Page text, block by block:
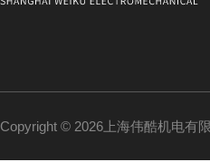
Copyright © 2026上海伟酷机电有